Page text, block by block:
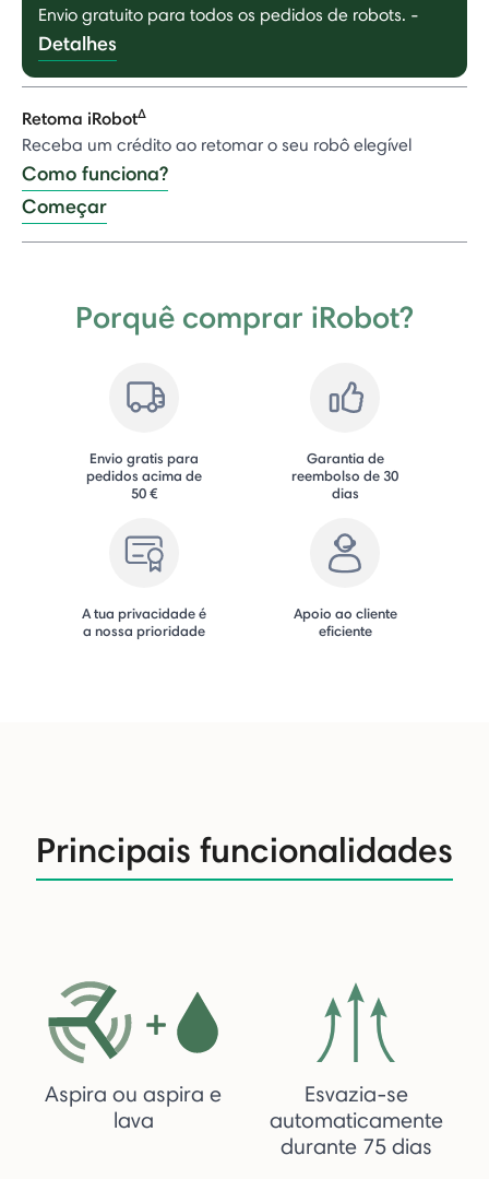
Envio gratuito para todos os pedidos de robots. -
Detalhes
Retoma iRobotΔ
Receba um crédito ao retomar o seu robô elegível
Como funciona?
Começar
Porquê comprar iRobot?
Envio gratis para
pedidos acima de
50 €
Garantia de
reembolso de 30
dias
A tua privacidade é
a nossa prioridade
Apoio ao cliente
eficiente
Principais funcionalidades
Aspira ou aspira e
lava
Esvazia-se
automaticamente
durante 75 dias